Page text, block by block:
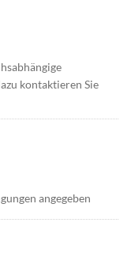
kontaktieren Sie
angegeben